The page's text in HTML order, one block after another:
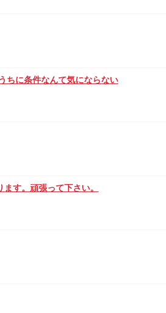
ちに条件なんて気にならない
す。頑張って下さい。